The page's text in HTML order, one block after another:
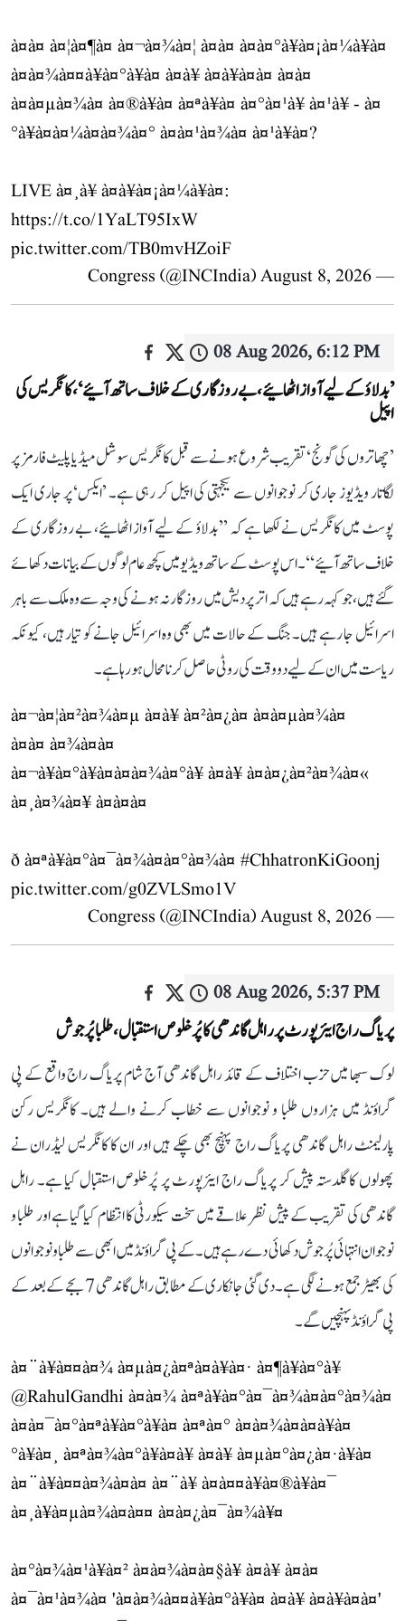
à¤à¤ à¤¦à¤¶à¤ à¤¬à¤¾à¤¦ à¤à¤ à¤à¤°à¥à¤¡à¤¼à¥à¤
à¤à¤¾à¤¤à¥à¤°à¥à¤ à¤à¥ à¤à¥à¤à¤ à¤à¤
à¤à¤µà¤¾à¤ à¤®à¥à¤ à¤ªà¥à¤ à¤°à¤¹à¥ à¤¹à¥ - à¤
°à¥à¤à¤¼à¤à¤¾à¤° à¤à¤¹à¤¾à¤ à¤¹à¥à¤?
LIVE à¤¸à¥ à¤à¥à¤¡à¤¼à¥à¤:
https://t.co/1YaLT95IxW
pic.twitter.com/TB0mvHZoiF
— Congress (@INCIndia)
August 8, 2026
08 Aug 2026, 6:12 PM
’بدلاؤ کے لیے آواز اٹھائیے، بے روزگاری کے خلاف ساتھ آئیے‘، کانگریس کی
اپیل
’چھاتروں کی گونج‘ تقریب شروع ہونے سے قبل کانگریس سوشل میڈیا پلیٹ فارمز پر
لگاتار ویڈیوز جاری کر نوجوانوں سے یکجہتی کی اپیل کر رہی ہے۔ ’ایکس‘ پر جاری ایک
پوسٹ میں کانگریس نے لکھا ہے کہ ’’بدلاؤ کے لیے آواز اٹھائیے، بے روزگاری کے
خلاف ساتھ آئیے‘‘۔ اس پوسٹ کے ساتھ ویڈیو میں کچھ عام لوگوں کے بیانات دکھائے
گئے ہیں، جو کہہ رہے ہیں کہ اتر پردیش میں روزگار نہ ہونے کی وجہ سے وہ ملک سے باہر
اسرائیل جا رہے ہیں۔ جنگ کے حالات میں بھی وہ اسرائیل جانے کو تیار ہیں، کیونکہ
ریاست میں ان کے لیے دو وقت کی روٹی حاصل کرنا محال ہو رہا ہے۔
à¤¬à¤¦à¤²à¤¾à¤µ à¤à¥ à¤²à¤¿à¤ à¤à¤µà¤¾à¤
à¤à¤ à¤¾à¤à¤
à¤¬à¥à¤°à¥à¤à¤à¤¾à¤°à¥ à¤à¥ à¤à¤¿à¤²à¤¾à¤«
à¤¸à¤¾à¤¥ à¤à¤à¤
ð à¤ªà¥à¤°à¤¯à¤¾à¤à¤°à¤¾à¤ #ChhatronKiGoonj
pic.twitter.com/g0ZVLSmo1V
— Congress (@INCIndia)
August 8, 2026
08 Aug 2026, 5:37 PM
پریاگ راج ایئرپورٹ پر راہل گاندھی کا پُرخلوص استقبال، طلبا پُرجوش
لوک سبھا میں حزب اختلاف کے قائد راہل گاندھی آج شام پریاگ راج واقع کے پی
گراؤنڈ میں ہزاروں طلبا و نوجوانوں سے خطاب کرنے والے ہیں۔ کانگریس رکن
پارلیمنٹ راہل گاندھی پریاگ راج پہنچ بھی چکے ہیں اور ان کا کانگریس لیڈران نے
پھولوں کا گلدستہ پیش کر پریاگ راج ایئرپورٹ پر پُرخلوص استقبال کیا ہے۔ راہل
گاندھی کی تقریب کے پیش نظر علاقے میں سخت سیکورٹی کا انتظام کیا گیا ہے اور طلبا و
نوجوان انتہائی پُرجوش دکھائی دے رہے ہیں۔ کے پی گراؤنڈ میں ابھی سے طلبا و نوجوانوں
کی بھیڑ جمع ہونے لگی ہے۔ دی گئی جانکاری کے مطابق راہل گاندھی 7 بجے کے بعد کے
پی گراؤنڈ پہنچیں گے۔
à¤¨à¥à¤¤à¤¾ à¤µà¤¿à¤ªà¤à¥à¤· à¤¶à¥à¤°à¥
@RahulGandhi à¤à¤¾ à¤ªà¥à¤°à¤¯à¤¾à¤à¤°à¤¾à¤
à¤à¤¯à¤°à¤ªà¥à¤°à¥à¤ à¤ªà¤° à¤à¤¾à¤à¤à¥à¤
°à¥à¤¸ à¤ªà¤¾à¤°à¥à¤à¥ à¤à¥ à¤µà¤°à¤¿à¤·à¥à¤
à¤¨à¥à¤¤à¤¾à¤à¤ à¤¨à¥ à¤à¤¤à¥à¤®à¥à¤¯
à¤¸à¥à¤µà¤¾à¤à¤¤ à¤à¤¿à¤¯à¤¾à¥¤
à¤°à¤¾à¤¹à¥à¤² à¤à¤¾à¤à¤§à¥ à¤à¥ à¤à¤
à¤¯à¤¹à¤¾à¤ 'à¤à¤¾à¤¤à¥à¤°à¥à¤ à¤à¥ à¤à¥à¤à¤'